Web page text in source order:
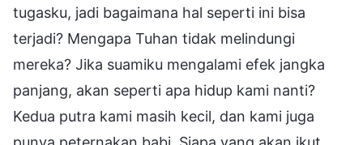
tugasku, jadi bagaimana hal seperti ini bisa
terjadi? Mengapa Tuhan tidak melindungi
mereka? Jika suamiku mengalami efek jangka
panjang, akan seperti apa hidup kami nanti?
Kedua putra kami masih kecil, dan kami juga